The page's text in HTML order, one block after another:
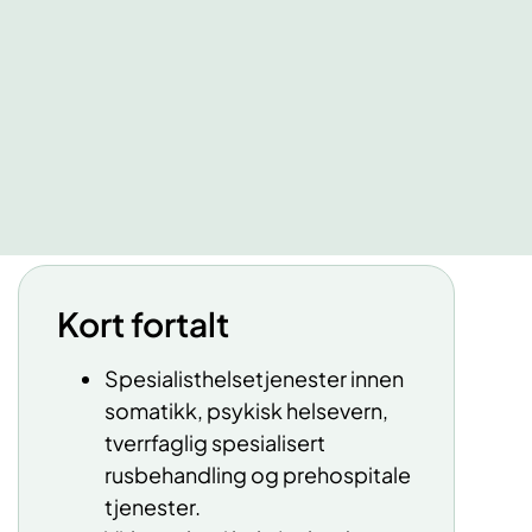
Kort fortalt
Spesialisthelsetjenester innen
somatikk, psykisk helsevern,
tverrfaglig spesialisert
rusbehandling og prehospitale
tjenester.